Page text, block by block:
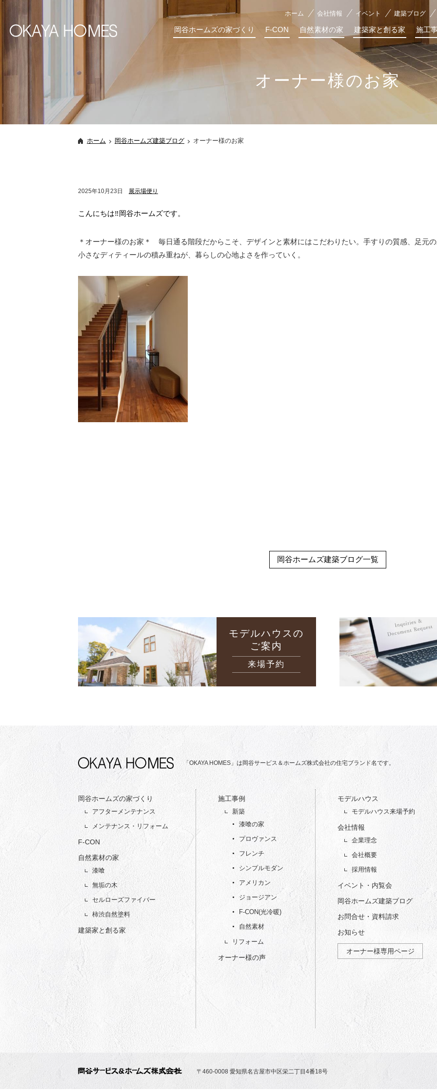
ホーム 会社情報 イベント 建築ブログ
岡谷ホームズの家づくり F-CON 自然素材の家 建築家と創る家 施工
オーナー様のお家
ホーム 岡谷ホームズ建築ブログ オーナー様のお家
2025年10月23日 展示場便り
こんにちは‼岡谷ホームズです。
＊オーナー様のお家＊ 毎日通る階段だからこそ、デザインと素材にはこだわりたい。手すりの質感、足元
小さなディティールの積み重ねが、暮らしの心地よさを作っていく。
岡谷ホームズ建築ブログ一覧
モデルハウスの
ご案内
来場予約
「OKAYA HOMES」は岡谷サービス＆ホームズ株式会社の住宅ブランド名です。
岡谷ホームズの家づくり
アフターメンテナンス
メンテナンス・リフォーム
F-CON
自然素材の家
漆喰
無垢の木
セルローズファイバー
柿渋自然塗料
建築家と創る家
施工事例
新築
漆喰の家
プロヴァンス
フレンチ
シンプルモダン
アメリカン
ジョージアン
F-CON(光冷暖)
自然素材
リフォーム
オーナー様の声
モデルハウス
モデルハウス来場予約
会社情報
企業理念
会社概要
採用情報
イベント・内覧会
岡谷ホームズ建築ブログ
お問合せ・資料請求
お知らせ
オーナー様専用ページ
〒460-0008 愛知県名古屋市中区栄二丁目4番18号